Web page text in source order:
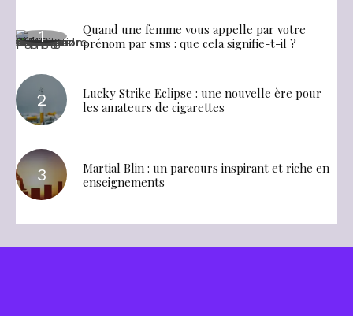
Quand une femme vous appelle par votre
prénom par sms : que cela signifie-t-il ?
Lucky Strike Eclipse : une nouvelle ère pour
les amateurs de cigarettes
Martial Blin : un parcours inspirant et riche en
enseignements